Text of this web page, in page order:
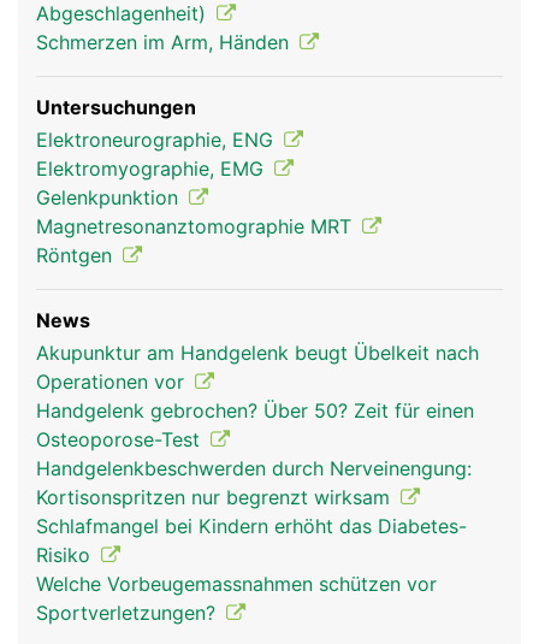
Abgeschlagenheit)
Schmerzen im Arm, Händen
Untersuchungen
Elektroneurographie, ENG
Elektromyographie, EMG
Gelenkpunktion
Magnetresonanztomographie MRT
Röntgen
News
Akupunktur am Handgelenk beugt Übelkeit nach
Operationen vor
Handgelenk gebrochen? Über 50? Zeit für einen
Osteoporose-Test
Handgelenkbeschwerden durch Nerveinengung:
Kortisonspritzen nur begrenzt wirksam
Schlafmangel bei Kindern erhöht das Diabetes-
Risiko
Welche Vorbeugemassnahmen schützen vor
Sportverletzungen?